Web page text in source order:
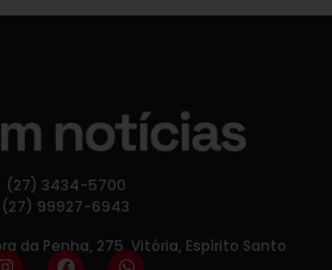
(27) 3434-5700
(27) 99927-6943
da Penha, 275, Vitória, Espírito Santo